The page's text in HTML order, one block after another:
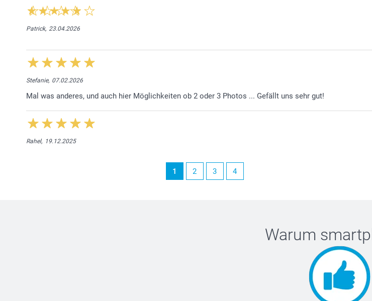
Patrick, 23.04.2026
Stefanie, 07.02.2026
Mal was anderes, und auch hier Möglichkeiten ob 2 oder 3 Photos ... Gefällt uns sehr gut!
Rahel, 19.12.2025
1 2 3 4
Warum